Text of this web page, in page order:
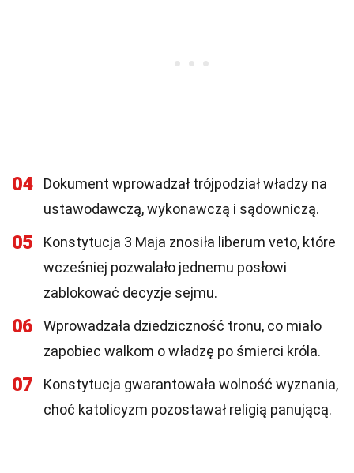
04
Dokument wprowadzał trójpodział władzy na
ustawodawczą, wykonawczą i sądowniczą.
05
Konstytucja 3 Maja znosiła liberum veto, które
wcześniej pozwalało jednemu posłowi
zablokować decyzje sejmu.
06
Wprowadzała dziedziczność tronu, co miało
zapobiec walkom o władzę po śmierci króla.
07
Konstytucja gwarantowała wolność wyznania,
choć katolicyzm pozostawał religią panującą.